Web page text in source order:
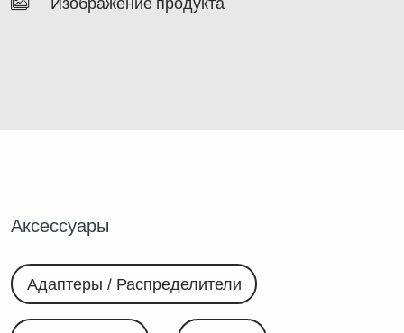
Аксессуары
Адаптеры / Распределители